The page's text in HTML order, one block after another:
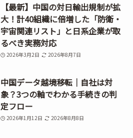
【最新】中国の対日輸出規制が拡
大！計40組織に倍増した「防衛・
宇宙関連リスト」と日系企業が取
るべき実務対応
2026年3月2日 2026年8月7日
中国データ越境移転｜自社は対
象？3つの軸でわかる手続きの判
定フロー
2026年1月12日 2026年8月8日